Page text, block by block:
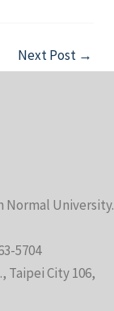
Next Post →
Normal University.
5704
Taipei City 106,